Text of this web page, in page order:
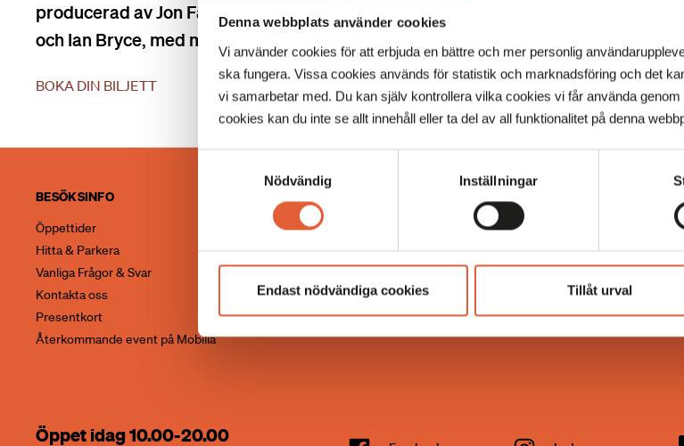
Denna webbplats använder cookies
Vi använder cookies för att erbjuda en bättre och mer personlig
ska fungera. Vissa cookies används för statistik och marknadsföring och det
vi samarbetar med. Du kan själv kontrollera vilka cookies vi får använda
cookies kan du inte se allt innehåll eller ta del av all funktionalitet på denna
Nödvändig
Inställningar
Endast nödvändiga cookies Tillåt urval
producerad av Jon Favreau, Kathleen Kennedy, Dave Filoni
och Ian Bryce, med musik komponerad av Ludwig Göransson.
BOKA DIN BILJETT
BESÖKSINFO
Öppettider
Hitta & Parkera
Vanliga Frågor & Svar
Kontakta oss
Presentkort
Återkommande event på Mobilia
Butiker
Restauranger
Aktiviteter
Mobilia A-Ö
Om Atrium
Press
Bostäder
Öppet idag 10.00-20.00